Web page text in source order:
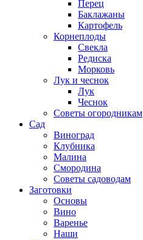
Перец
Баклажаны
Картофель
Корнеплоды
Свекла
Редиска
Морковь
Лук и чеснок
Лук
Чеснок
Советы огородникам
Сад
Виноград
Клубника
Малина
Смородина
Советы садоводам
Заготовки
Основы
Вино
Варенье
Наши